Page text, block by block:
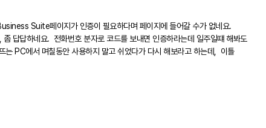
Suite페이지가 인증이 필요하다며 페이지에 들어갈 수가 없네요.
답답하네요. 전화번호 분자로 코드를 보내면 인증하라는데 일주일떄 해봐도
PC에서 며칠동안 사용하지 말고 쉬었다가 다시 해보라고 하는데, 이틀